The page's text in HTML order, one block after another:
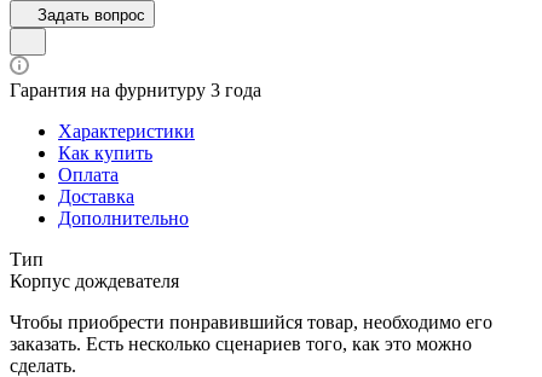
Задать вопрос
Гарантия на фурнитуру 3 года
Характеристики
Как купить
Оплата
Доставка
Дополнительно
Тип
Корпус дождевателя
Чтобы приобрести понравившийся товар, необходимо его
заказать. Есть несколько сценариев того, как это можно
сделать.